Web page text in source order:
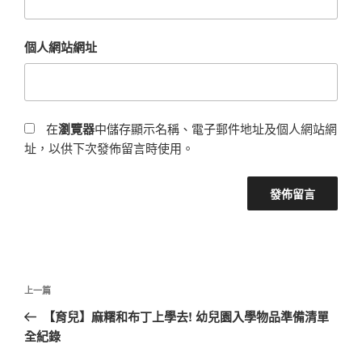
個人網站網址
在瀏覽器中儲存顯示名稱、電子郵件地址及個人網站網
址，以供下次發佈留言時使用。
文
導
上
一
篇
上一篇
​​​​​​​【育兒】麻糬和布丁上學去! 幼兒園入學物品準備清單
全紀錄